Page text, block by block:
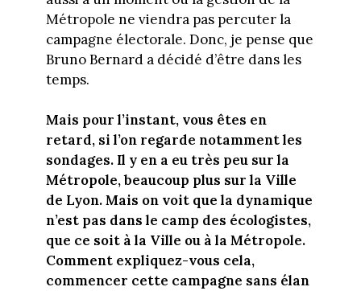
Métropole ne viendra pas percuter la
campagne électorale. Donc, je pense que
Bruno Bernard a décidé d’être dans les
temps.
Mais pour l’instant, vous êtes en
retard, si l’on regarde notamment les
sondages. Il y en a eu très peu sur la
Métropole, beaucoup plus sur la Ville
de Lyon. Mais on voit que la dynamique
n’est pas dans le camp des écologistes,
que ce soit à la Ville ou à la Métropole.
Comment expliquez-vous cela,
commencer cette campagne sans élan